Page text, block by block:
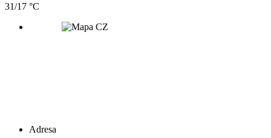
31/17 °C
Adresa